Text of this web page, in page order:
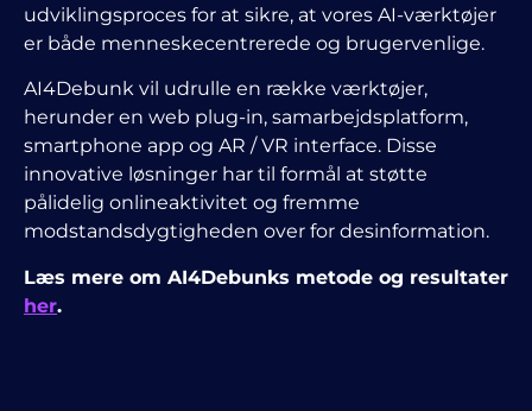
udviklingsproces for at sikre, at vores AI-værktøjer
er både menneskecentrerede og brugervenlige.
AI4Debunk vil udrulle en række værktøjer,
herunder en web plug-in, samarbejdsplatform,
smartphone app og AR / VR interface. Disse
innovative løsninger har til formål at støtte
pålidelig onlineaktivitet og fremme
modstandsdygtigheden over for desinformation.
Læs mere om AI4Debunks metode og resultater
her.